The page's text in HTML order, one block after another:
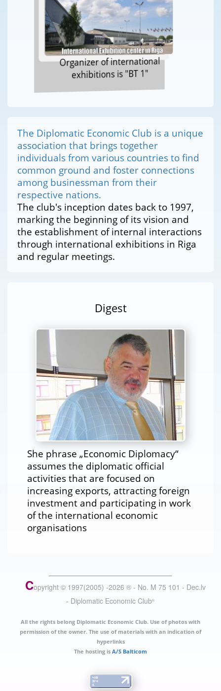
Organizer of international
exhibitions is "BT 1"
The Diplomatic Economic Club is a unique
association that brings together
individuals from various countries to find
common ground and foster connections
among businessman from their
respective nations.
The club's inception dates back to 1997,
marking the beginning of its vision and
the establishment of internal interactions
through international exhibitions in Riga
and regular meetings.
Digest
She phrase „Economic Diplomacy“
assumes the diplomatic official
activities that are focused on
increasing exports, attracting foreign
investment and participating in work
of the international economic
organisations
Copyright © 1997(2005) -2026 ® - No. M 75 101 - Dec.lv
- Diplomatic Economic Club®
All the rights belong Diplomatic Economic Club. Use of photos with
permission of the owner. The use of materials with an indication of
hyperlinks
The hosting is A/S Balticom